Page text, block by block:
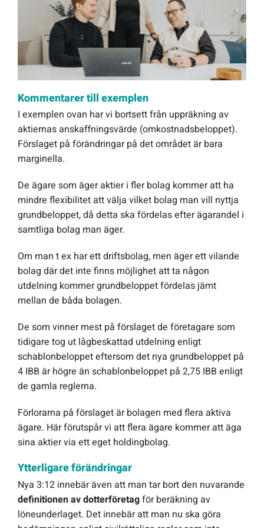
Kommentarer till exemplen
I exemplen ovan har vi bortsett från uppräkning av
aktiernas anskaffningsvärde (omkostnadsbeloppet).
Förslaget på förändringar på det området är bara
marginella.
De ägare som äger aktier i fler bolag kommer att ha
mindre flexibilitet att välja vilket bolag man vill nyttja
grundbeloppet, då detta ska fördelas efter ägarandel i
samtliga bolag man äger.
Om man t ex har ett driftsbolag, men äger ett vilande
bolag där det inte finns möjlighet att ta någon
utdelning kommer grundbeloppet fördelas jämt
mellan de båda bolagen.
De som vinner mest på förslaget de företagare som
tidigare tog ut lågbeskattad utdelning enligt
schablonbeloppet eftersom det nya grundbeloppet på
4 IBB är högre än schablonbeloppet på 2,75 IBB enligt
de gamla reglerna.
Förlorarna på förslaget är bolagen med flera aktiva
ägare. Här förutspår vi att flera ägare kommer att äga
sina aktier via ett eget holdingbolag.
Ytterligare förändringar
Nya 3:12 innebär även att man tar bort den nuvarande
definitionen av dotterföretagför beräkning av
löneunderlaget. Det innebär att man nu ska göra